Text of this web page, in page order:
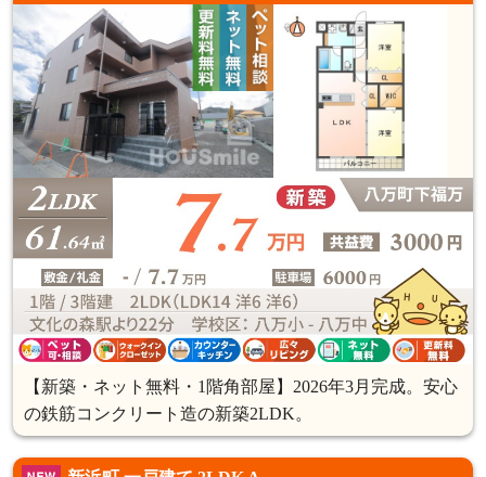
【新築・ネット無料・1階角部屋】2026年3月完成。安心
の鉄筋コンクリート造の新築2LDK。